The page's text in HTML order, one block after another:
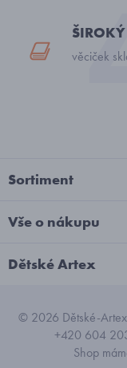
věciček
Sortiment
Vše o nákupu
Dětské Artex
© 2026 Dětské-
+420 604
Shop